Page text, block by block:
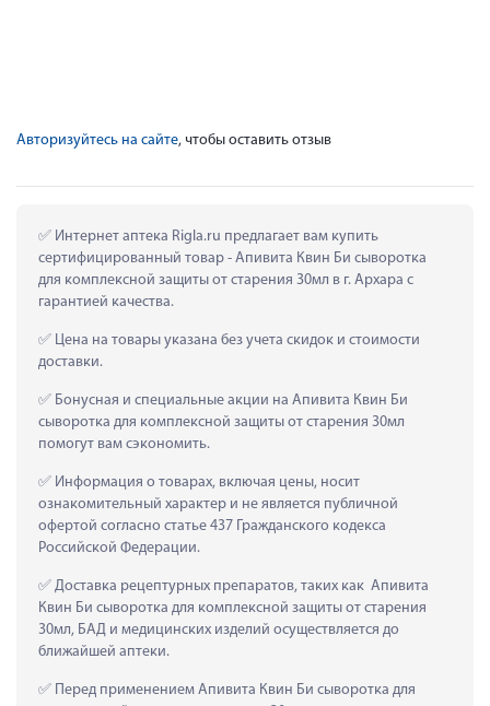
Авторизуйтесь на сайте, чтобы оставить отзыв
Интернет аптека Rigla.ru предлагает вам купить
сертифицированный товар - Апивита Квин Би сыворотка
для комплексной защиты от старения 30мл в г. Архара с
гарантией качества.
Цена на товары указана без учета скидок и стоимости
доставки.
Бонусная и специальные акции на Апивита Квин Би
сыворотка для комплексной защиты от старения 30мл
помогут вам сэкономить.
Информация о товарах, включая цены, носит
ознакомительный характер и не является публичной
офертой согласно статье 437 Гражданского кодекса
Российской Федерации.
Доставка рецептурных препаратов, таких как  Апивита
Квин Би сыворотка для комплексной защиты от старения
30мл, БАД и медицинских изделий осуществляется до
ближайшей аптеки.
Перед применением Апивита Квин Би сыворотка для